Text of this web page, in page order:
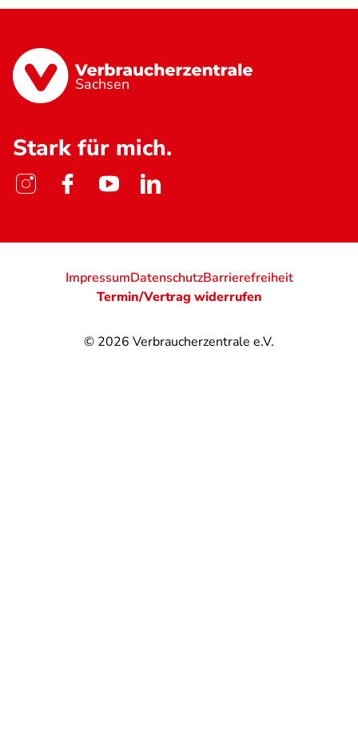
Sachsen
Stark für mich.
© 2026 Verbraucherzentrale e.V.
ImpressumDatenschutzBarrierefreiheit
Termin/Vertrag widerrufen